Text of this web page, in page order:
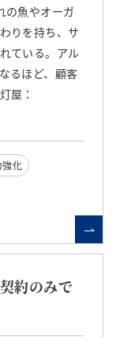
の魚やオーガ
りを持ち、サ
ている。アル
るほど、顧客
屋：
強化
約のみで